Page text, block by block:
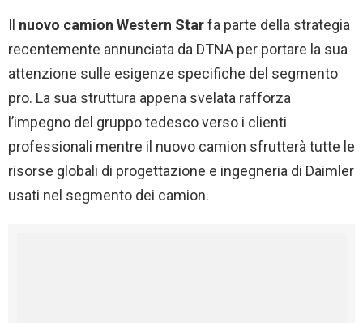
Il nuovo camion Western Starfa parte della strategia
recentemente annunciata da DTNA per portare la sua
attenzione sulle esigenze specifiche del segmento
pro. La sua struttura appena svelata rafforza
l’impegno del gruppo tedesco verso i clienti
professionali mentre il nuovo camion sfrutterà tutte le
risorse globali di progettazione e ingegneria di Daimler
usati nel segmento dei camion.